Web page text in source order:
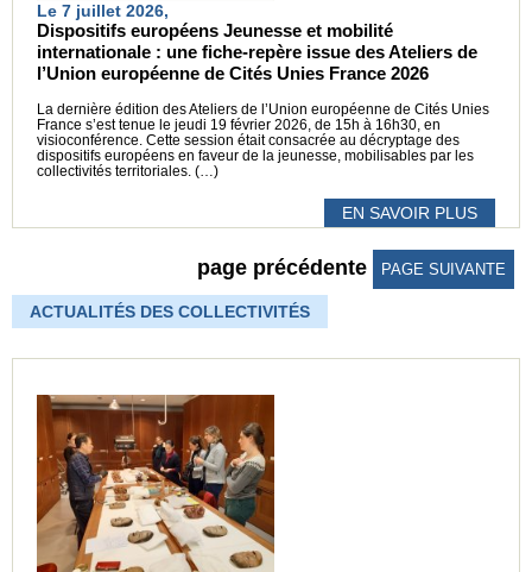
Le 7 juillet 2026,
Dispositifs européens Jeunesse et mobilité
internationale : une fiche-repère issue des Ateliers de
l’Union européenne de Cités Unies France 2026
La dernière édition des Ateliers de l’Union européenne de Cités Unies
France s’est tenue le jeudi 19 février 2026, de 15h à 16h30, en
visioconférence. Cette session était consacrée au décryptage des
dispositifs européens en faveur de la jeunesse, mobilisables par les
collectivités territoriales. (…)
EN SAVOIR PLUS
page précédente PAGE SUIVANTE
ACTUALITÉS DES COLLECTIVITÉS